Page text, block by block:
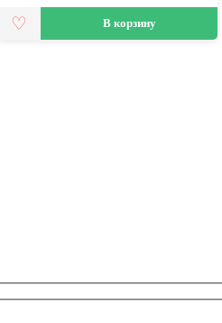
В корзину